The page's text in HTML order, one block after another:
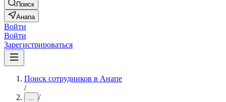
Поиск
Анапа
Войти
Войти
Зарегистрироваться
Поиск сотрудников в Анапе
/
... /